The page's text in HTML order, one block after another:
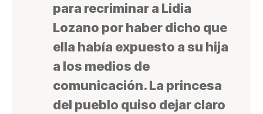
para recriminar a Lidia
Lozano por haber dicho que
ella había expuesto a su hija
a los medios de
comunicación. La princesa
del pueblo quiso dejar claro